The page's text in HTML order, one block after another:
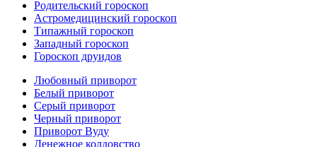
Родительский гороскоп
Астромедицинский гороскоп
Типажный гороскоп
Западный гороскоп
Гороскоп друидов
Любовный приворот
Белый приворот
Серый приворот
Черный приворот
Приворот Вуду
Денежное колдовство